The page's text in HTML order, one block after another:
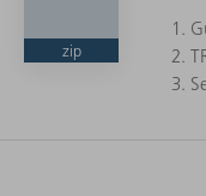
zip